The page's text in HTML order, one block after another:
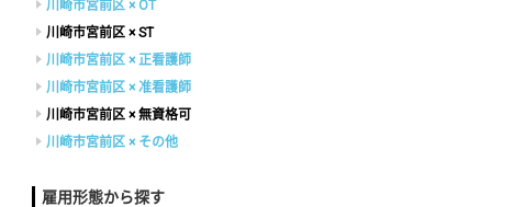
川崎市宮前区 × OT
川崎市宮前区 × ST
川崎市宮前区 × 正看護師
川崎市宮前区 × 准看護師
川崎市宮前区 × 無資格可
川崎市宮前区 × その他
雇用形態から探す